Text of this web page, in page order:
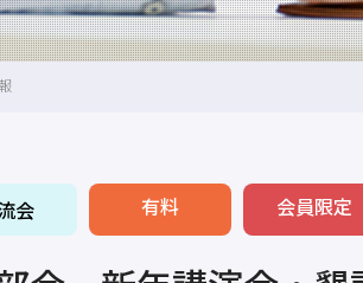
会 有料 会員限定